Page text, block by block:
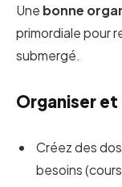
Une bonne
primordiale pour
submergé.
Organiser et
Créez des
besoins